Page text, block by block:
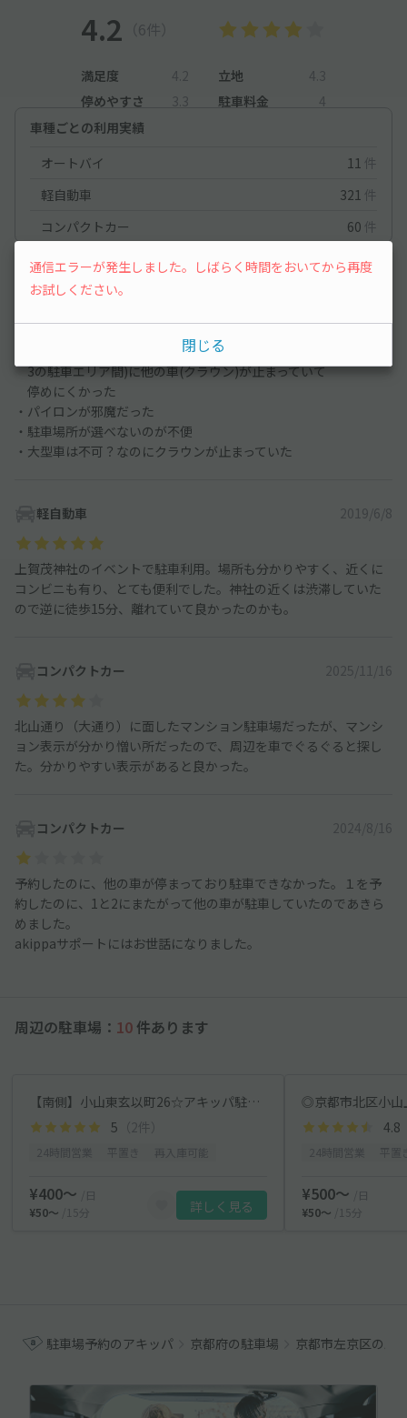
4.2 （6件）
満足度 4.2 立地
4.3
停めやすさ
3.3 駐車料金
4
車種ごとの利用実績
オートバイ
11 件
軽自動車
321 件
コンパクトカー
60 件
軽自動車 2024/9/8
・駐車エリア外(敷地内の通路で1、2の駐車エリアと
3の駐車エリア間)に他の車(クラウン)が止まっていて
停めにくかった
・パイロンが邪魔だった
・駐車場所が選べないのが不便
・大型車は不可？なのにクラウンが止まっていた
軽自動車 2019/6/8
上賀茂神社のイベントで駐車利用。場所も分かりやすく、近くに
コンビニも有り、とても便利でした。神社の近くは渋滞していた
ので逆に徒歩15分、離れていて良かったのかも。
コンパクトカー 2025/11/16
北山通り（大通り）に面したマンション駐車場だったが、マンシ
ョン表示が分かり憎い所だったので、周辺を車でぐるぐると探し
た。分かりやすい表示があると良かった。
コンパクトカー 2024/8/16
予約したのに、他の車が停まっており駐車できなかった。１を予
約したのに、1と2にまたがって他の車が駐車していたのであきら
めました。
akippaサポートにはお世話になりました。
周辺の駐車場： 10 件あります
【南側】小山東玄以町26☆アキッパ駐車場
5 （2件）
¥400〜
/日
¥50〜
/15分 詳しく見る
4.8
¥500〜
/日
¥50〜
/15分
駐車場予約のアキッパ 京都府の駐車場 京都市左京区の駐
通信エラーが発生しました。しばらく時間をおいてから再度
お試しください。
閉じる